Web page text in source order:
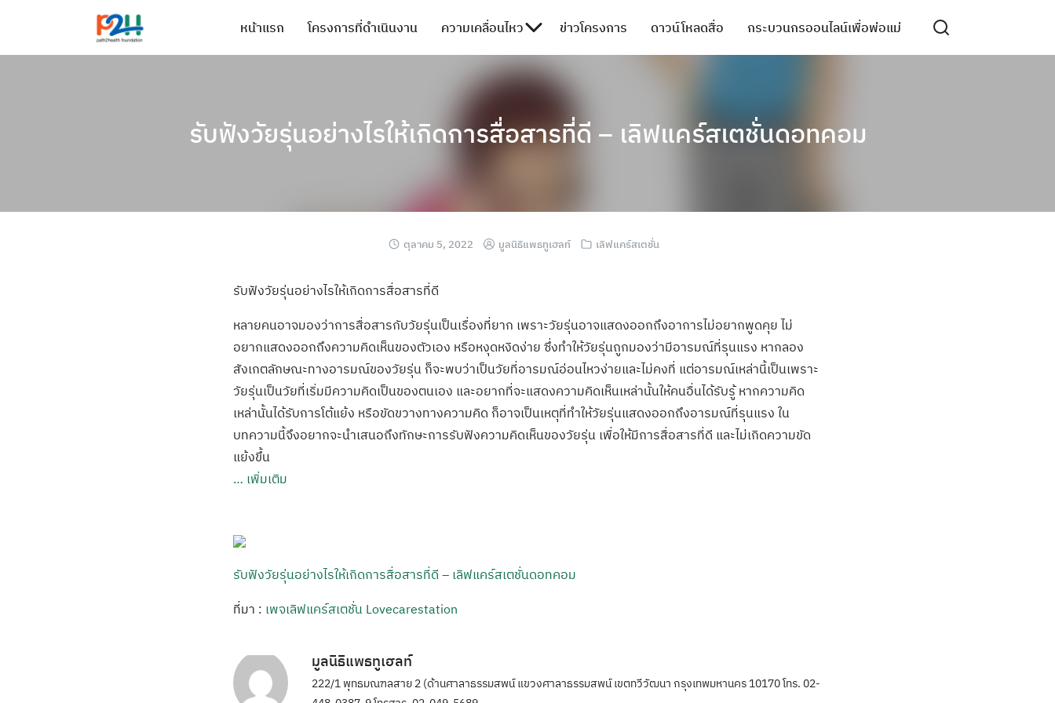
หน้าแรก โครงการที่ดำเนินงาน ความเคลื่อนไหว ข่าวโครงการ ดาวน์โหลดสื่อ กระบวนกรออนไลน์เพื่อพ่อแม่
รับฟังวัยรุ่นอย่างไรให้เกิดการสื่อสารที่ดี – เลิฟแคร์สเตชั่นดอทคอม
ตุลาคม 5, 2022 มูลนิธิแพธทูเฮลท์ เลิฟแคร์สเตชั่น
รับฟังวัยรุ่นอย่างไรให้เกิดการสื่อสารที่ดี
หลายคนอาจมองว่าการสื่อสารกับวัยรุ่นเป็นเรื่องที่ยาก เพราะวัยรุ่นอาจแสดงออกถึงอาการไม่อยากพูดคุย ไม่
อยากแสดงออกถึงความคิดเห็นของตัวเอง หรือหงุดหงิดง่าย ซึ่งทำให้วัยรุ่นถูกมองว่ามีอารมณ์ที่รุนแรง หากลอง
สังเกตลักษณะทางอารมณ์ของวัยรุ่น ก็จะพบว่าเป็นวัยที่อารมณ์อ่อนไหวง่ายและไม่คงที่ แต่อารมณ์เหล่านี้เป็นเพราะ
วัยรุ่นเป็นวัยที่เริ่มมีความคิดเป็นของตนเอง และอยากที่จะแสดงความคิดเห็นเหล่านั้นให้คนอื่นได้รับรู้ หากความคิด
เหล่านั้นได้รับการโต้แย้ง หรือขัดขวางทางความคิด ก็อาจเป็นเหตุที่ทำให้วัยรุ่นแสดงออกถึงอารมณ์ที่รุนแรง ใน
บทความนี้จึงอยากจะนำเสนอถึงทักษะการรับฟังความคิดเห็นของวัยรุ่น เพื่อให้มีการสื่อสารที่ดี และไม่เกิดความขัด
แย้งขึ้น
… เพิ่มเติม
รับฟังวัยรุ่นอย่างไรให้เกิดการสื่อสารที่ดี – เลิฟแคร์สเตชั่นดอทคอม
ที่มา : เพจเลิฟแคร์สเตชั่น Lovecarestation
มูลนิธิแพธทูเฮลท์
222/1 พุทธมณฑลสาย 2 (ด้านศาลาธรรมสพน์ แขวงศาลาธรรมสพน์ เขตทวีวัฒนา กรุงเทพมหานคร 10170 โทร. 02-